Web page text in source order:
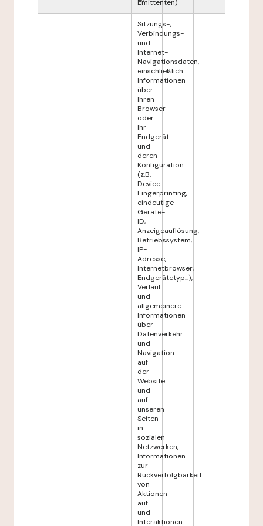
Emittenten)
Sitzungs-,
Verbindungs-
und
Internet-
Navigationsdaten,
einschließlich
Informationen
über
Ihren
Browser
oder
Ihr
Endgerät
und
deren
Konfiguration
(z.B.
Device
Fingerprinting,
eindeutige
Geräte-
ID,
Anzeigeauflösung,
Betriebssystem,
IP-
Adresse,
Internetbrowser,
Endgerätetyp...),
Verlauf
und
allgemeinere
Informationen
über
Datenverkehr
und
Navigation
auf
der
Website
und
auf
unseren
Seiten
in
sozialen
Netzwerken,
Informationen
zur
Rückverfolgbarkeit
von
Aktionen
auf
und
Interaktionen